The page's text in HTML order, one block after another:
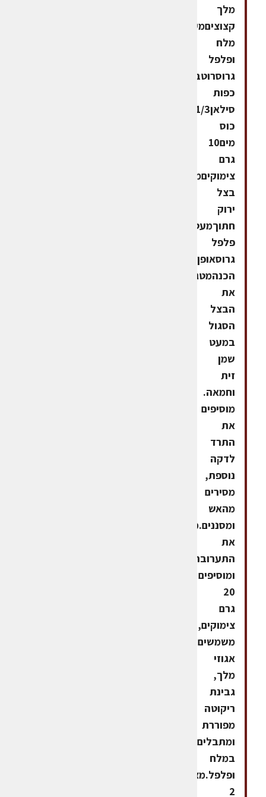
מלך
קצוציםמעט
מלח
ופלפל
כפות
סילאן1/3
כוס
מים10
גרם
צימוקיםמעט
בצל
ירוק
חתוךמעט
פלפל
גרוסאופן
הכנהמטגנים
את
הבצל
הסגול
במעט
שמן
זית
וחמאה.
מוסיפים
את
התרד
לדקה
נוספת,
מסירים
מהאש
ומסננים.מקררים
את
התערובת
ומוסיפים
20
גרם
צימוקים,
משמשים,
אגוזי
מלך,
גבינת
ריקוטה
מפוררת
ומתבלים
במלח
ופלפל.מצמידים
2